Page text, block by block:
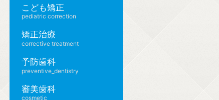
こども矯正
pediatric correction
矯正治療
corrective treatment
予防歯科
preventive_dentistry
審美歯科
cosmetic